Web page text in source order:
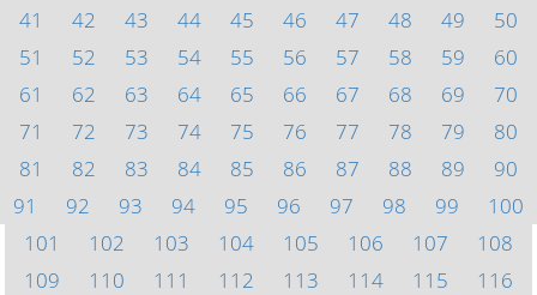
41
42 43 44 45 46 47 48 49
50
51
52 53 54 55 56 57 58 59
60
61
62 63 64 65 66 67 68 69
70
71
72 73 74 75 76 77 78 79
80
81
82 83 84 85 86 87 88 89
90
91
92 93 94 95 96 97 98 99
100
101
102 103 104 105 106 107
108
109
110 111 112 113 114 115
116